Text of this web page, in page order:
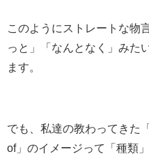
このようにストレートな物
っと」「なんとなく」 みた
ます。
でも、私達の教わってきた
of」のイメージって
「種類」